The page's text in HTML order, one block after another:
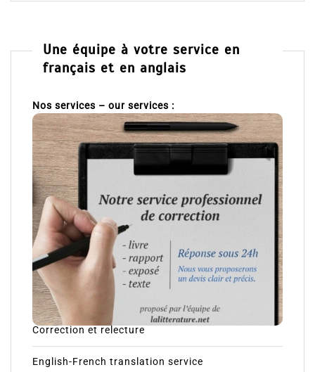
Une équipe à votre service en
français et en anglais
Nos services – our services :
Correction et relecture
English-French translation service